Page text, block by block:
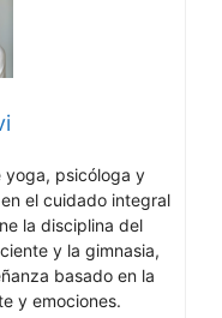
yoga, psicóloga y
el cuidado integral
la disciplina del
y la gimnasia,
basado en la
y emociones.